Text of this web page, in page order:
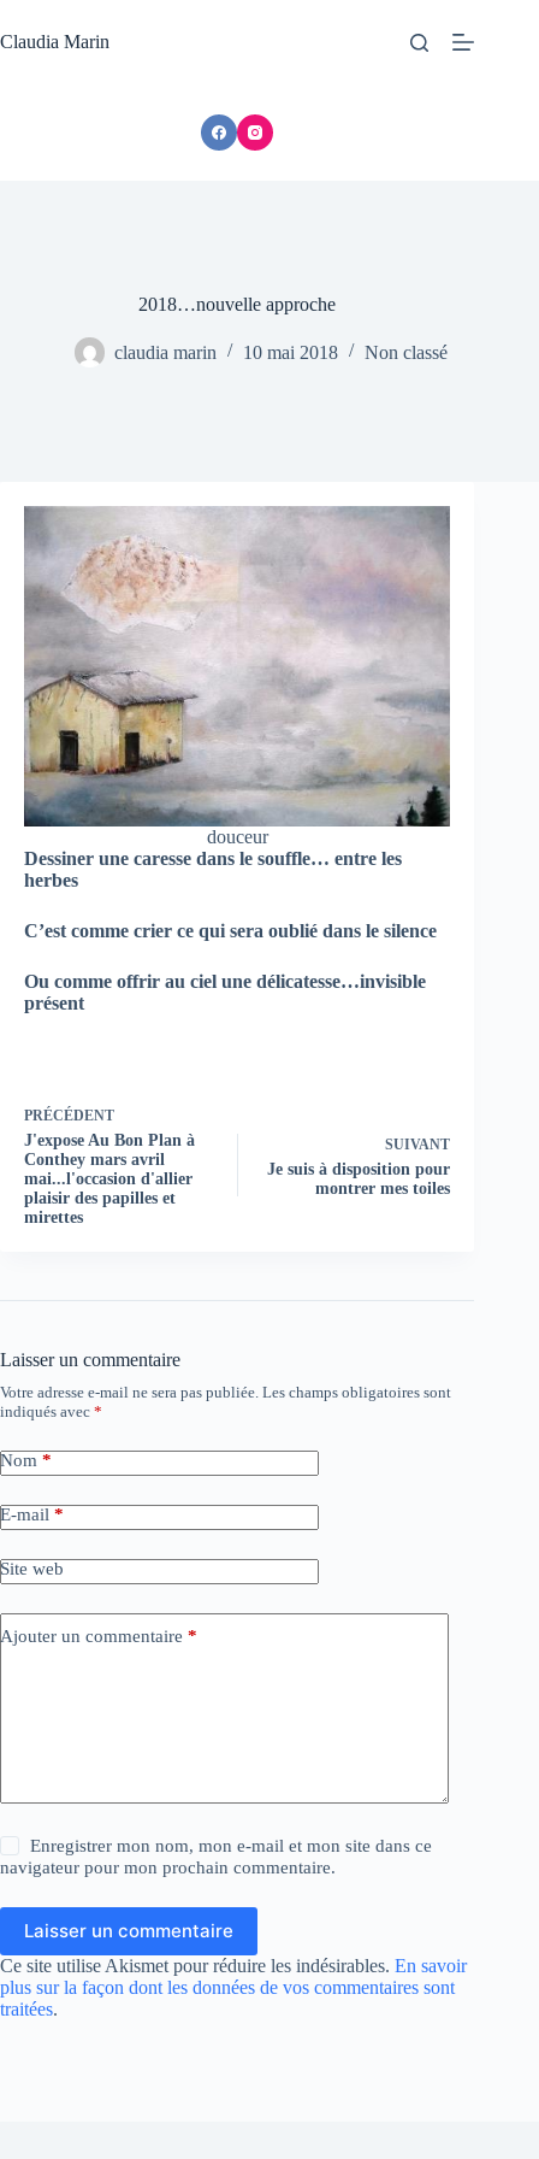
au
contenu
Claudia Marin
2018…nouvelle approche
claudia marin 10 mai 2018 Non classé
douceur
Dessiner une caresse dans le souffle… entre les
herbes
C’est comme crier ce qui sera oublié dans le silence
Ou comme offrir au ciel une délicatesse…invisible
présent
PRÉCÉDENT
J'expose Au Bon Plan à
Conthey mars avril
mai...l'occasion d'allier
plaisir des papilles et
mirettes
SUIVANT
Je suis à disposition pour
montrer mes toiles
Laisser un commentaire
Votre adresse e-mail ne sera pas publiée. Les champs obligatoires sont
indiqués avec *
Nom *
E-mail *
Site web
Ajouter un commentaire *
Enregistrer mon nom, mon e-mail et mon site dans ce
navigateur pour mon prochain commentaire.
Laisser un commentaire
Ce site utilise Akismet pour réduire les indésirables. En savoir
plus sur la façon dont les données de vos commentaires sont
traitées.